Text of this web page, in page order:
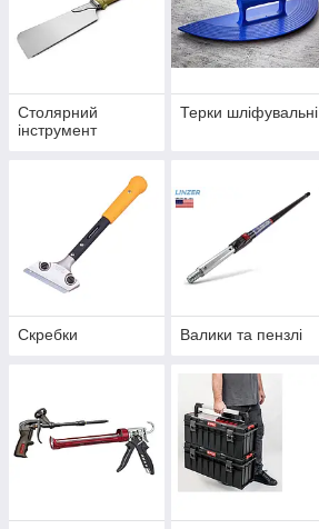
Столярний
інструмент
Терки шліфувальні
Скребки Валики та пензлі